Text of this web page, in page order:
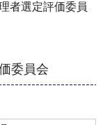
者選定評価委員
委員会